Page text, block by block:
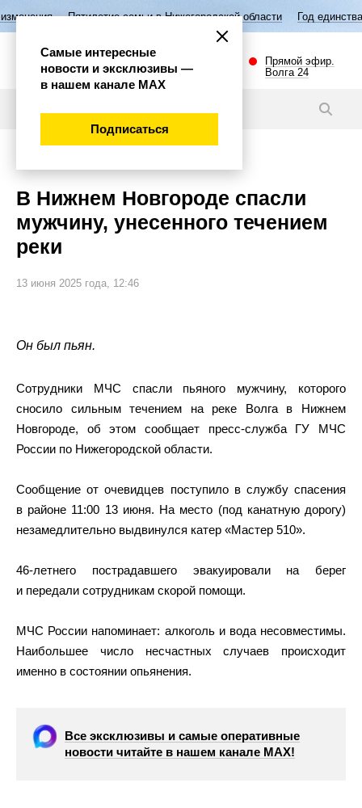
семьи в Нижегородской области Год единства народов России
Прямой эфир.
Волга 24
В Нижнем Новгороде спасли
мужчину, унесенного течением
реки
13 июня 2025 года, 12:46
Он был пьян.
Сотрудники МЧС спасли пьяного мужчину, которого
сносило сильным течением на реке Волга в Нижнем
Новгороде, об этом сообщает пресс-служба ГУ МЧС
России по Нижегородской области.
Сообщение от очевидцев поступило в службу спасения
в районе 11:00 13 июня. На место (под канатную дорогу)
незамедлительно выдвинулся катер «Мастер 510».
46-летнего пострадавшего эвакуировали на берег
и передали сотрудникам скорой помощи.
МЧС России напоминает: алкоголь и вода несовместимы.
Наибольшее число несчастных случаев происходит
именно в состоянии опьянения.
Все эксклюзивы и самые оперативные
новости читайте в нашем канале МАХ!
Самые интересные
новости и эксклюзивы —
в нашем канале МАХ
Подписаться